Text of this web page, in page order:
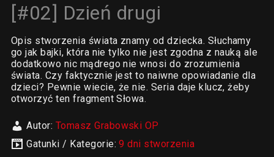
[#02] Dzień drugi
Opis stworzenia świata znamy od dziecka. Słuchamy
go jak bajki, która nie tylko nie jest zgodna z nauką ale
dodatkowo nic mądrego nie wnosi do zrozumienia
świata. Czy faktycznie jest to naiwne opowiadanie dla
dzieci? Pewnie wiecie, że nie. Seria daje klucz, żeby
otworzyć ten fragment Słowa.
Autor: Tomasz Grabowski OP
Gatunki / Kategorie:9 dni stworzenia